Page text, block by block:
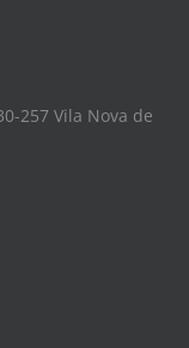
257 Vila Nova de